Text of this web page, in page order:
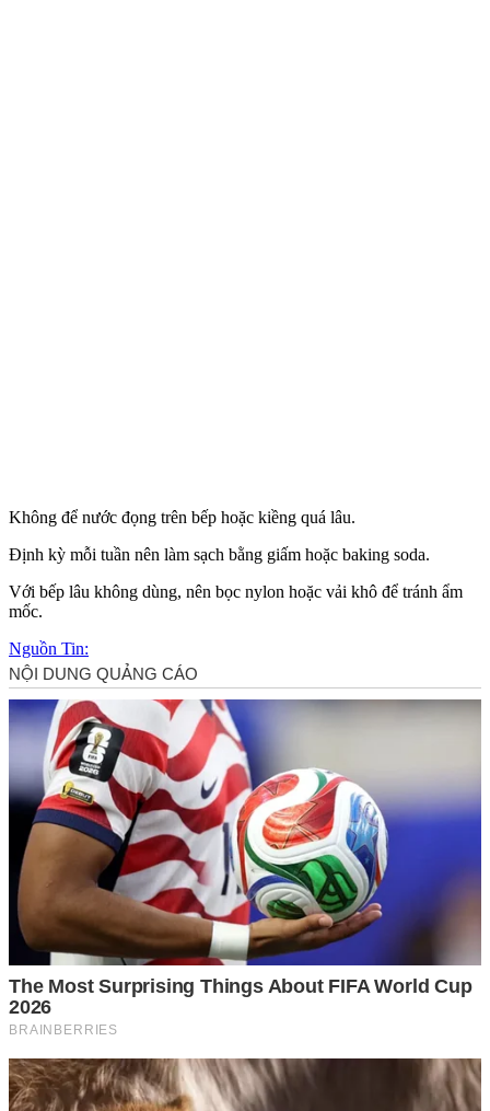
Không để nước đọng trên bếp hoặc kiềng quá lâu.
Định kỳ mỗi tuần nên làm sạch bằng giấm hoặc baking soda.
Với bếp lâu không dùng, nên bọc nylon hoặc vải khô để tránh ẩm
mốc.
Nguồn Tin: